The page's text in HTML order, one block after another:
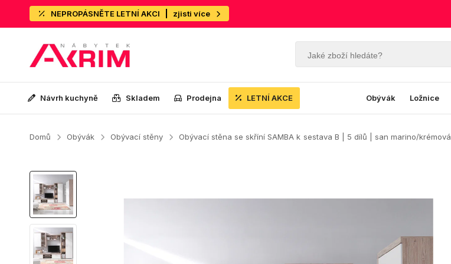
NEPROPÁSNĚTE LETNÍ AKCI zjisti více
Návrh kuchyně Skladem Prodejna LETNÍ AKCE Obývák Ložnice
Domů Obývák Obývací stěny Obývací stěna se skříní SAMBA k sestava B | 5 dílů | san marino/krémová